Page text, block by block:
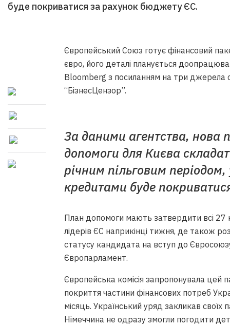
буде покриватися за рахунок бюджету ЄС.
Європейський Союз готує фінансовий
євро, його деталі планується
Bloomberg з посиланням на три джерела
“БізнесЦензор”.
За даними агентства, нова
допомоги для Києва
річним пільговим періодом,
кредитами буде
План допомоги мають затвердити всі 27
лідерів ЄС наприкінці тижня, де також
статусу кандидата на вступ до
Європарламент.
Європейська комісія запропонувала цей
покриття частини фінансових потреб
місяць. Український уряд закликав
Німеччина не одразу змогли погодити